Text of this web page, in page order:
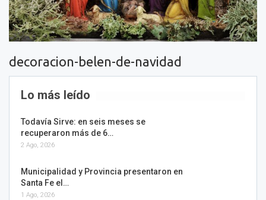
decoracion-belen-de-navidad
Lo más leído
Todavía Sirve: en seis meses se
recuperaron más de 6…
2 Ago, 2026
Municipalidad y Provincia presentaron en
Santa Fe el…
1 Ago, 2026